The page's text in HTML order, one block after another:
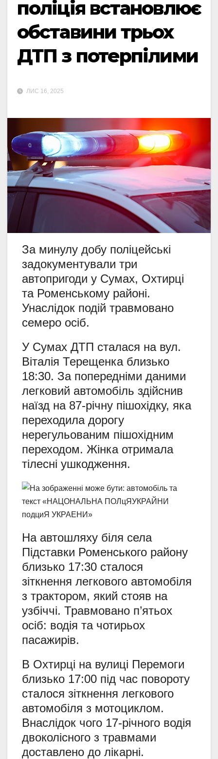
поліція встановлює
обставини трьох
ДТП з потерпілими
ЛИС 16, 2025
За минулу добу поліцейські
задокументували три
автопригоди у Сумах, Охтирці
та Роменському районі.
Унаслідок подій травмовано
семеро осіб.
У Сумах ДТП сталася на вул.
Віталія Терещенка близько
18:30. За попередніми даними
легковий автомобіль здійснив
наїзд на 87-річну пішохідку, яка
переходила дорогу
нерегульованим пішохідним
переходом. Жінка отримала
тілесні ушкодження.
На автошляху біля села
Підставки Роменського району
близько 17:30 сталося
зіткнення легкового автомобіля
з трактором, який стояв на
узбіччі. Травмовано п’ятьох
осіб: водія та чотирьох
пасажирів.
В Охтирці на вулиці Перемоги
близько 17:00 під час повороту
сталося зіткнення легкового
автомобіля з мотоциклом.
Внаслідок чого 17-річного водія
двоколісного з травмами
доставлено до лікарні.